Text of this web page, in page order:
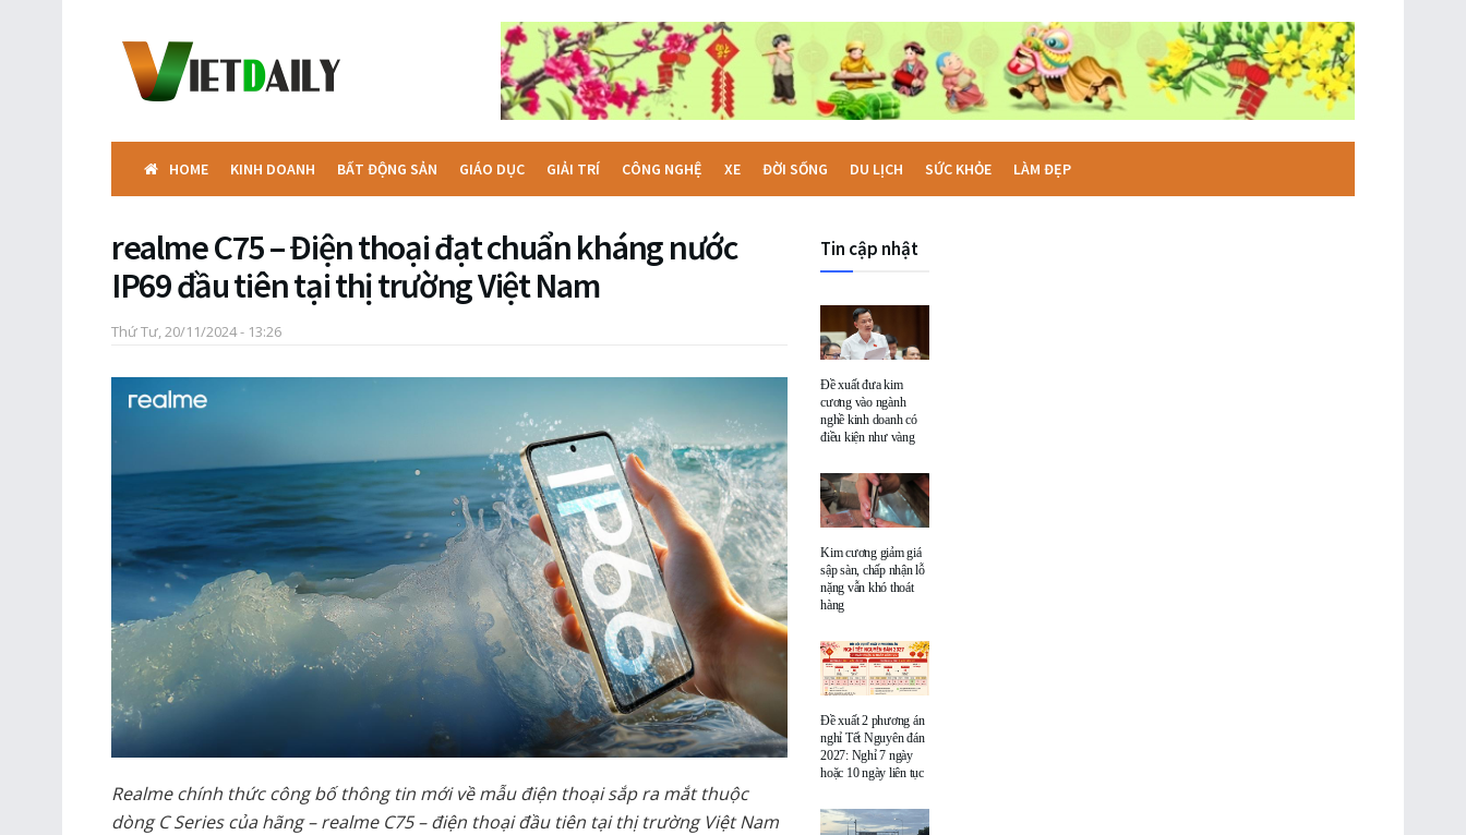
HOME KINH DOANH BẤT ĐỘNG SẢN GIÁO DỤC GIẢI TRÍ CÔNG NGHỆ XE ĐỜI SỐNG DU LỊCH SỨC KHỎE LÀM ĐẸP
realme C75 – Điện thoại đạt chuẩn kháng nước
IP69 đầu tiên tại thị trường Việt Nam
Thứ Tư, 20/11/2024 - 13:26
Realme chính thức công bố thông tin mới về mẫu điện thoại sắp ra mắt thuộc
dòng C Series của hãng – realme C75 – điện thoại đầu tiên tại thị trường Việt Nam
Tin cập nhật
Đề xuất đưa kim
cương vào ngành
nghề kinh doanh có
điều kiện như vàng
Kim cương giảm giá
sập sàn, chấp nhận lỗ
nặng vẫn khó thoát
hàng
Đề xuất 2 phương án
nghỉ Tết Nguyên đán
2027: Nghỉ 7 ngày
hoặc 10 ngày liên tục